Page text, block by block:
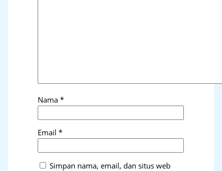
Nama*
Email*
Simpan nama, email, dan situs web